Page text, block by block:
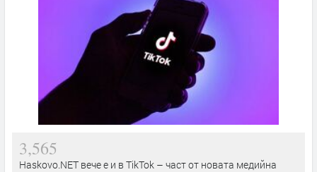
3,565
Haskovo.NET вече е и в TikTok – част от новата медийна